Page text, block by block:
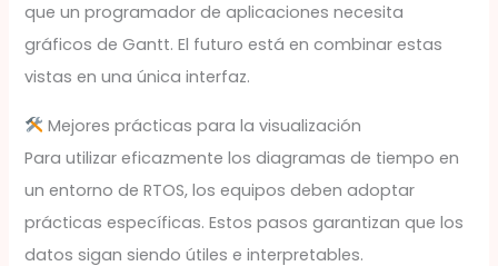
que un programador de aplicaciones necesita
gráficos de Gantt. El futuro está en combinar estas
vistas en una única interfaz.
Mejores prácticas para la visualización
Para utilizar eficazmente los diagramas de tiempo en
un entorno de RTOS, los equipos deben adoptar
prácticas específicas. Estos pasos garantizan que los
datos sigan siendo útiles e interpretables.